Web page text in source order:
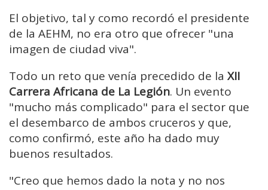
El objetivo, tal y como recordó el presidente
de la AEHM, no era otro que ofrecer "una
imagen de ciudad viva".
Todo un reto que venía precedido de la XII
Carrera Africana de La Legión. Un evento
"mucho más complicado" para el sector que
el desembarco de ambos cruceros y que,
como confirmó, este año ha dado muy
buenos resultados.
"Creo que hemos dado la nota y no nos